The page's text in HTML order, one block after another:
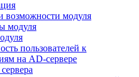
возможности модуля
модуля
пользователей к
на AD-сервере